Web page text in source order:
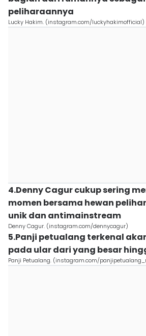
peliharaannya
Lucky Hakim. (instagram.com/luckyhakimofficial)
4.Denny Cagur cukup sering
momen bersama hewan
unik dan antimainstream
Denny Cagur. (instagram.com/dennycagur)
5.Panji petualang terkenal
pada ular dari yang besar
Panji Petualang. (instagram.com/